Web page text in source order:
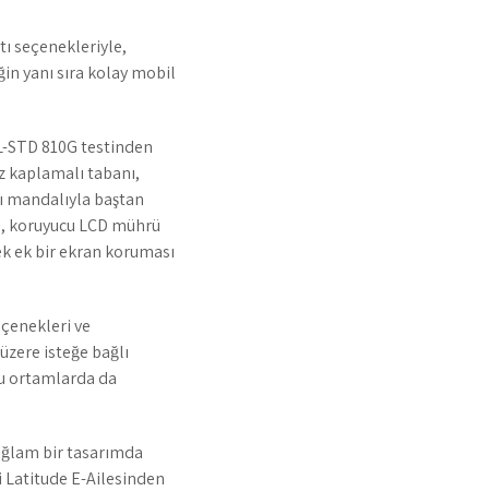
seçenekleriyle,
yanı sıra kolay mobil
810G testinden
tabanı,
mandalıyla baştan
koruyucu LCD mührü
ek bir ekran koruması
ve
isteğe bağlı
ortamlarda da
bir tasarımda
E-Ailesinden